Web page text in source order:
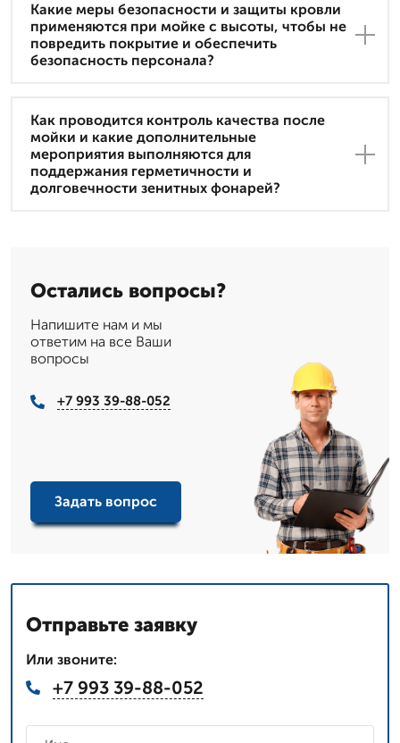
Какие меры безопасности и защиты кровли
применяются при мойке с высоты, чтобы не
повредить покрытие и обеспечить
безопасность персонала?
Как проводится контроль качества после
мойки и какие дополнительные
мероприятия выполняются для
поддержания герметичности и
долговечности зенитных фонарей?
Остались вопросы?
Напишите нам и мы
ответим на все Ваши
вопросы
+7 993 39-88-052
Задать вопрос
Отправьте заявку
Или звоните:
+7 993 39-88-052